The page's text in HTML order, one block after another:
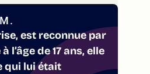
est reconnue par
de 17 ans, elle
qui lui était